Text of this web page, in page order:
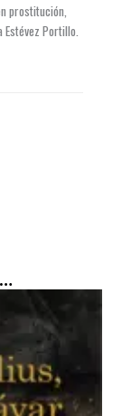
prostitución,
Portillo.